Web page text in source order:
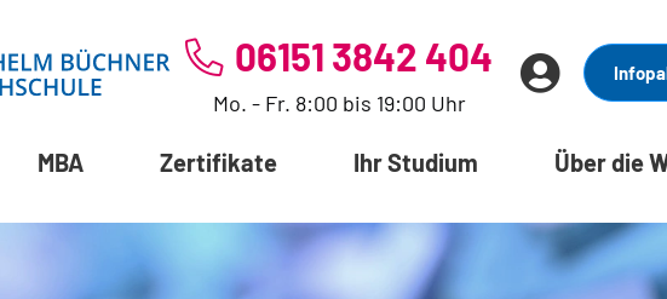
06151 3842 404
Mo. - Fr. 8:00 bis 19:00 Uhr
MBA Zertifikate Ihr Studium Über die